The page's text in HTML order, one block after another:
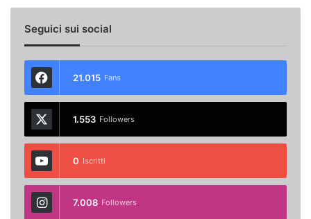
Seguici sui social
21.015 Fans
1.553 Followers
0 Iscritti
7.008 Followers